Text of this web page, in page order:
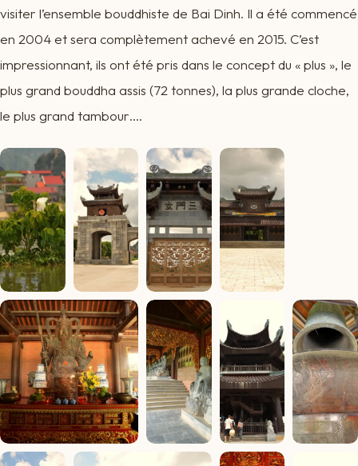
visiter l’ensemble bouddhiste de Bai Dinh. Il a été commencé
en 2004 et sera complètement achevé en 2015. C’est
impressionnant, ils ont été pris dans le concept du « plus », le
plus grand bouddha assis (72 tonnes), la plus grande cloche,
le plus grand tambour….